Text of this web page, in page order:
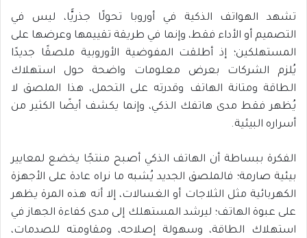
تشهد الهواتف الذكية في أوروبا تحولًا جذريًّا، ليس في
التصميم أو الأداء فقط، وإنما في طريقة تقييمها وعرضها على
المستهلكين؛ إذ أطلقت المفوضية الأوروبية ملصقًا جديدًا
يُلزم الشركات بعرض معلومات واضحة حول استهلاك
الطاقة ومتانة الهاتف وقدرته على التحمل، هذا الملصق لا
يُظهر فقط مدى هاتفك الذكي، وإنما يكشف أيضًا الكثير من
أسراره البيئية.
الفكرة ببساطة أن الهاتف الذكي أصبح منتجًا يخضع لمعايير
بيئية صارمة؛ فالملصق الجديد يُشبه ما نراه عادة على الأجهزة
الكهربائية مثل الثلاجات أو الغسالات، إلا أنه هذه المرة يظهر
على عبوة الهاتف؛ ليرشد المستهلك إلى مدى كفاءة الجهاز في
استهلاك الطاقة، وسهولة إصلاحه، ومقاومته للصدمات،